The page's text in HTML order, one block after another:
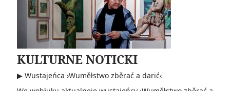
KULTURNE NOTICKI
▶ Wustajeńca ›Wuměłstwo zběrać a darić‹